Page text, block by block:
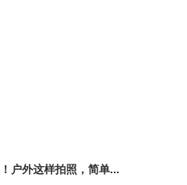
户外这样拍照，简单...